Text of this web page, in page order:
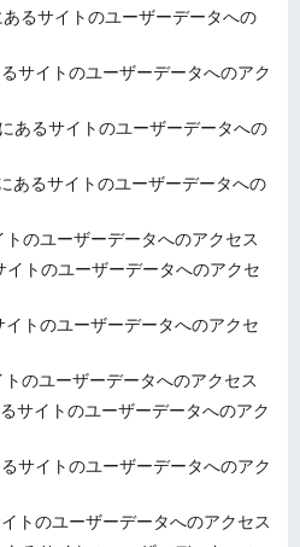
るサイトのユーザーデータへの
サイトのユーザーデータへのアク
るサイトのユーザーデータへの
あるサイトのユーザーデータへの
のユーザーデータへのアクセス
トのユーザーデータへのアクセ
トのユーザーデータへのアクセ
のユーザーデータへのアクセス
サイトのユーザーデータへのアク
サイトのユーザーデータへのアク
トのユーザーデータへのアクセス